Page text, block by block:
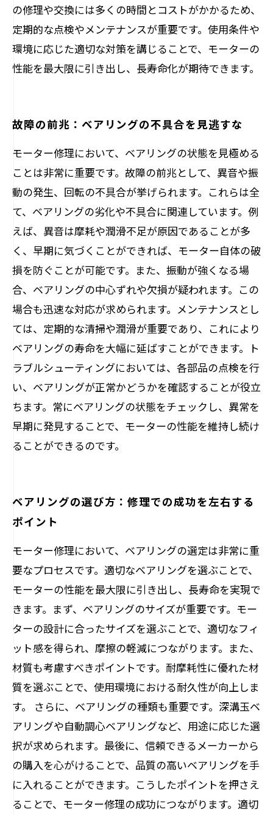
の修理や交換には多くの時間とコストがかかるため、
定期的な点検やメンテナンスが重要です。使用条件や
環境に応じた適切な対策を講じることで、モーターの
性能を最大限に引き出し、長寿命化が期待できます。
故障の前兆：ベアリングの不具合を見逃すな
モーター修理において、ベアリングの状態を見極める
ことは非常に重要です。故障の前兆として、異音や振
動の発生、回転の不具合が挙げられます。これらは全
て、ベアリングの劣化や不具合に関連しています。例
えば、異音は摩耗や潤滑不足が原因であることが多
く、早期に気づくことができれば、モーター自体の破
損を防ぐことが可能です。また、振動が強くなる場
合、ベアリングの中心ずれや欠損が疑われます。この
場合も迅速な対応が求められます。メンテナンスとし
ては、定期的な清掃や潤滑が重要であり、これにより
ベアリングの寿命を大幅に延ばすことができます。ト
ラブルシューティングにおいては、各部品の点検を行
い、ベアリングが正常かどうかを確認することが役立
ちます。常にベアリングの状態をチェックし、異常を
早期に発見することで、モーターの性能を維持し続け
ることができるのです。
ベアリングの選び方：修理での成功を左右する
ポイント
モーター修理において、ベアリングの選定は非常に重
要なプロセスです。適切なベアリングを選ぶことで、
モーターの性能を最大限に引き出し、長寿命を実現で
きます。まず、ベアリングのサイズが重要です。モー
ターの設計に合ったサイズを選ぶことで、適切なフィ
ット感を得られ、摩擦の軽減につながります。また、
材質も考慮すべきポイントです。耐摩耗性に優れた材
質を選ぶことで、使用環境における耐久性が向上しま
す。 さらに、ベアリングの種類も重要です。深溝玉ベ
アリングや自動調心ベアリングなど、用途に応じた選
択が求められます。最後に、信頼できるメーカーから
の購入を心がけることで、品質の高いベアリングを手
に入れることができます。こうしたポイントを押さえ
ることで、モーター修理の成功につながります。適切